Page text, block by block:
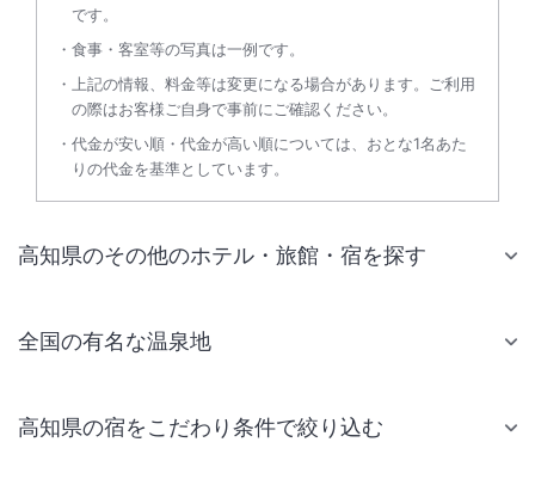
です。
食事・客室等の写真は一例です。
上記の情報、料金等は変更になる場合があります。ご利用
の際はお客様ご自身で事前にご確認ください。
代金が安い順・代金が高い順については、おとな1名あた
りの代金を基準としています。
高知県のその他のホテル・旅館・宿を探す
全国の有名な温泉地
高知県の宿をこだわり条件で絞り込む